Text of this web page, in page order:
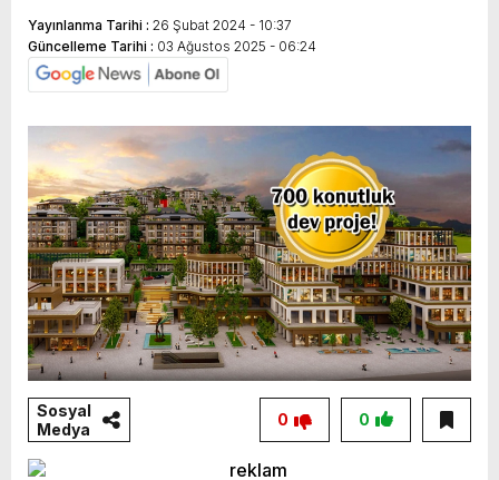
Yayınlanma Tarihi : 26 Şubat 2024 - 10:37
Güncelleme Tarihi : 03 Ağustos 2025 - 06:24
Sosyal
Medya
0
0